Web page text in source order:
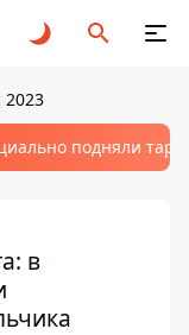
2023
подняли
в